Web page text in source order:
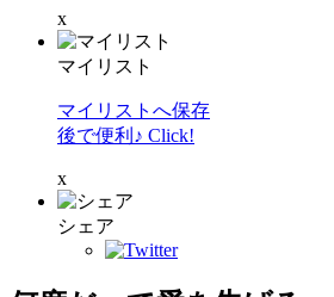
x
マイリスト
マイリストへ保存
後で便利♪ Click!
x
シェア